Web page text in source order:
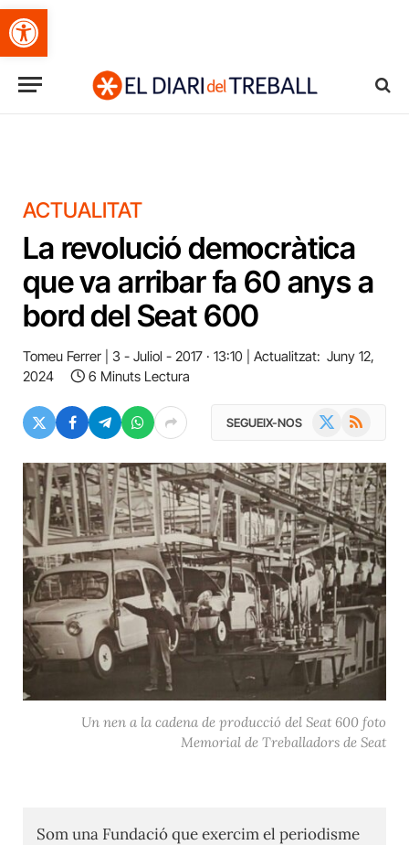
Obre la barra d'eines
ACTUALITAT
La revolució democràtica
que va arribar fa 60 anys a
bord del Seat 600
Tomeu Ferrer 3 - Juliol - 2017 · 13:10 Actualitzat: Juny 12,
2024
6 Minuts Lectura
SEGUEIX-NOS RSS
Un nen a la cadena de producció del Seat 600 foto
Memorial de Treballadors de Seat
Som una Fundació que exercim el periodisme